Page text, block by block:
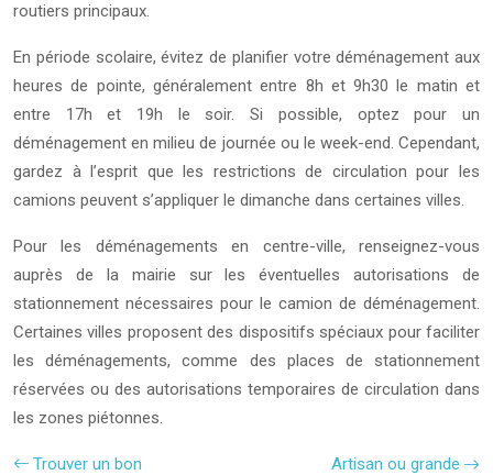
routiers principaux.
En période scolaire, évitez de planifier votre déménagement aux
heures de pointe, généralement entre 8h et 9h30 le matin et
entre 17h et 19h le soir. Si possible, optez pour un
déménagement en milieu de journée ou le week-end. Cependant,
gardez à l’esprit que les restrictions de circulation pour les
camions peuvent s’appliquer le dimanche dans certaines villes.
Pour les déménagements en centre-ville, renseignez-vous
auprès de la mairie sur les éventuelles autorisations de
stationnement nécessaires pour le camion de déménagement.
Certaines villes proposent des dispositifs spéciaux pour faciliter
les déménagements, comme des places de stationnement
réservées ou des autorisations temporaires de circulation dans
les zones piétonnes.
Trouver un bon
Artisan ou grande